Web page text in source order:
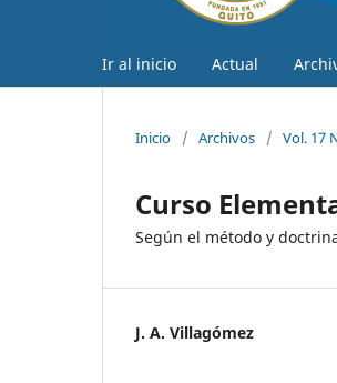
Ir al inicio Actual
Inicio / Archivos / Vol. 17
Curso
Según el método y
J. A. Villagómez